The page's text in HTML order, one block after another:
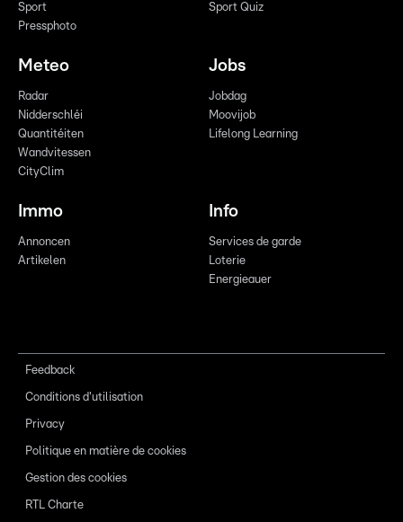
Sport
Pressphoto
Sport Quiz
Meteo
Radar
Nidderschléi
Quantitéiten
Wandvitessen
CityClim
Jobs
Jobdag
Moovijob
Lifelong Learning
Immo
Annoncen
Artikelen
Info
Services de garde
Loterie
Energieauer
Feedback
Conditions d'utilisation
Privacy
Politique en matière de cookies
Gestion des cookies
RTL Charte